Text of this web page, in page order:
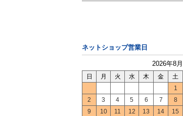
ネットショップ営業日
2026年8月
日 月 火 水 木 金
土
1
2
3 4 5 6 7
8
9
10 11 12 13 14
15